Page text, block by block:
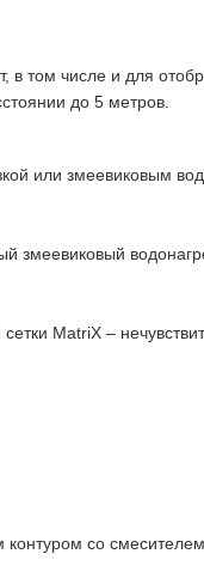
в том числе и для
до 5 метров.
или змеевиковым
змеевиковый
MatriX –
контуром со смесителем